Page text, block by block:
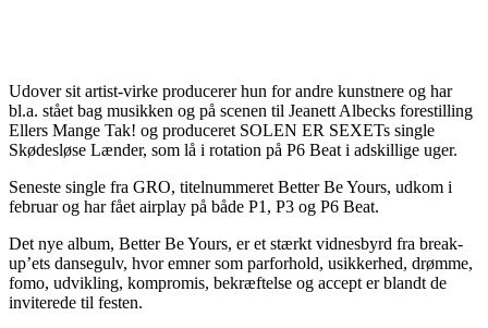
Udover sit artist-virke producerer hun for andre kunstnere og har
bl.a. stået bag musikken og på scenen til Jeanett Albecks forestilling
Ellers Mange Tak! og produceret SOLEN ER SEXETs single
Skødesløse Lænder, som lå i rotation på P6 Beat i adskillige uger.
Seneste single fra GRO, titelnummeret Better Be Yours, udkom i
februar og har fået airplay på både P1, P3 og P6 Beat.
Det nye album, Better Be Yours, er et stærkt vidnesbyrd fra break-
up’ets dansegulv, hvor emner som parforhold, usikkerhed, drømme,
fomo, udvikling, kompromis, bekræftelse og accept er blandt de
inviterede til festen.